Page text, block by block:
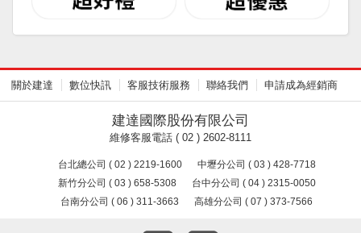
關於建達 數位快訊 客服技術服務 聯絡我們 申請成為經銷商
建達國際股份有限公司
維修客服電話 ( 02 ) 2602-8111
台北總公司 ( 02 ) 2219-1600
中壢分公司 ( 03 ) 428-7718
新竹分公司 ( 03 ) 658-5308
台中分公司 ( 04 ) 2315-0050
台南分公司 ( 06 ) 311-3663
高雄分公司 ( 07 ) 373-7566